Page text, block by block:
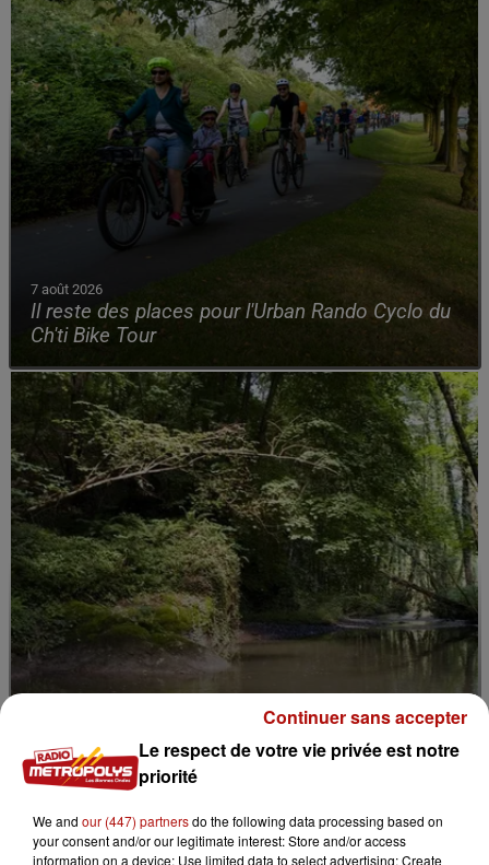
7 août 2026
Il reste des places pour l'Urban Rando Cyclo du
Ch'ti Bike Tour
7 août 2026
Le respect de votre vie privée est notre
priorité
We and our (447) partnersdo the following data processing based on
your consent and/or our legitimate interest: Store and/or access
information on a device; Use limited data to select advertising; Create
Continuer sans accepter